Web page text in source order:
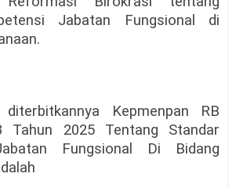
Jabatan Fungsional di
Kepmenpan RB
Tahun 2025 Tentang Standar
Fungsional Di Bidang